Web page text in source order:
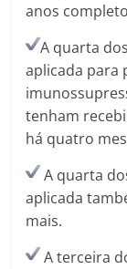
anos
A quarta
aplicada para
tenham
há quatro
A quarta
aplicada
mais.
A terceira